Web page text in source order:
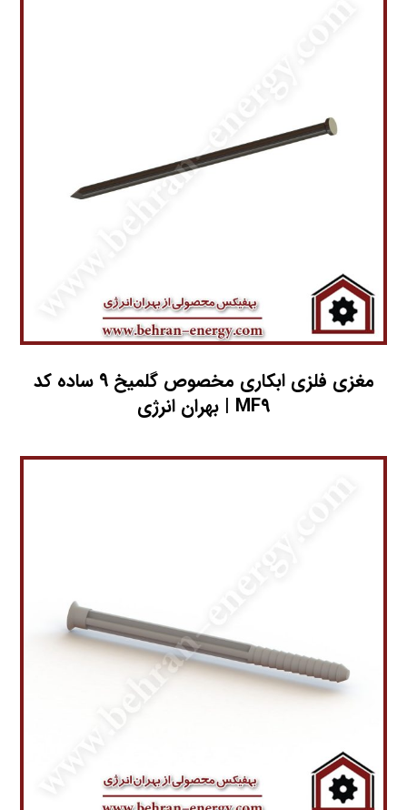
مغزي فلزي ابکاري مخصوص گلمیخ 9 ساده کد
MF9 | بهران انرژی